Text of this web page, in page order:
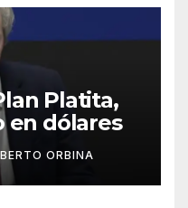
Platita,
en dólares
ORBINA